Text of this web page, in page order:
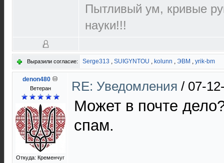
Пытливый ум, кривые
науки!!!
Выразили согласие: Serge313 , SUIGYNTOU , kolunn , ЭВМ , yrik-bm
denon480
Ветеран
Откуда: Кременчуг
RE: Уведомления / 07-
Может в почте
спам.